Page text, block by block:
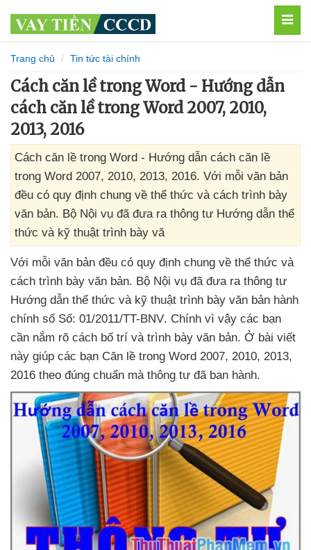
Trang chủ Tin tức tài chính
Cách căn lề trong Word - Hướng dẫn
cách căn lề trong Word 2007, 2010,
2013, 2016
Cách căn lề trong Word - Hướng dẫn cách căn lề
trong Word 2007, 2010, 2013, 2016. Với mỗi văn bản
đều có quy định chung về thể thức và cách trình bày
văn bản. Bộ Nội vụ đã đưa ra thông tư Hướng dẫn thể
thức và kỹ thuật trình bày vă
Với mỗi văn bản đều có quy định chung về thể thức và
cách trình bày văn bản. Bộ Nội vụ đã đưa ra thông tư
Hướng dẫn thể thức và kỹ thuật trình bày văn bản hành
chính số Số: 01/2011/TT-BNV. Chính vì vậy các bạn
cần nắm rõ cách bố trí và trình bày văn bản. Ở bài viết
này giúp các bạn Căn lề trong Word 2007, 2010, 2013,
2016 theo đúng chuẩn mà thông tư đã ban hành.